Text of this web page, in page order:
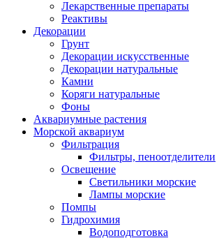
Лекарственные препараты
Реактивы
Декорации
Грунт
Декорации искусственные
Декорации натуральные
Камни
Коряги натуральные
Фоны
Аквариумные растения
Морской аквариум
Фильтрация
Фильтры, пеноотделители
Освещение
Светильники морские
Лампы морские
Помпы
Гидрохимия
Водоподготовка